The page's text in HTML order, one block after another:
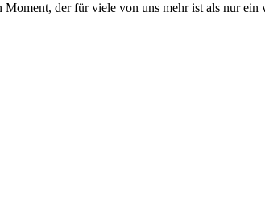
Moment, der für viele von uns mehr ist als nur